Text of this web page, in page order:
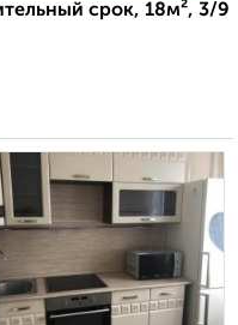
срок, 18м², 3/9